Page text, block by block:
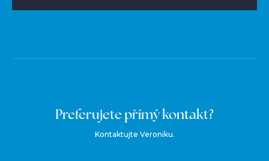
Preferujete přímý kontakt?
Kontaktujte Veroniku.